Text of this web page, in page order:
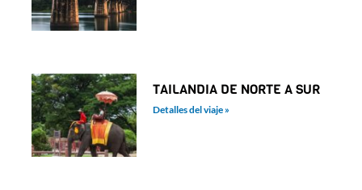
TAILANDIA DE NORTE A SUR
Detalles del viaje »